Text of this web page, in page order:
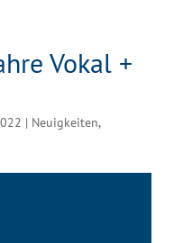
Vokal +
| Neuigkeiten,